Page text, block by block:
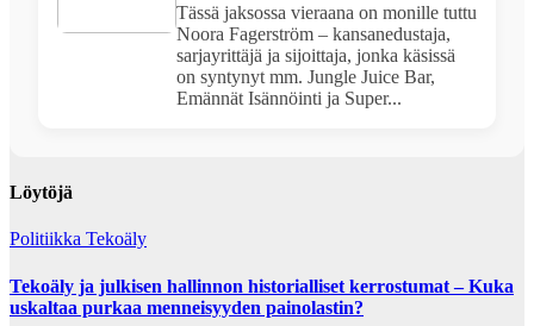
Tässä jaksossa vieraana on monille tuttu
Noora Fagerström – kansanedustaja,
sarjayrittäjä ja sijoittaja, jonka käsissä
on syntynyt mm. Jungle Juice Bar,
Emännät Isännöinti ja Super...
Löytöjä
Politiikka Tekoäly
Tekoäly ja julkisen hallinnon historialliset kerrostumat – Kuka
uskaltaa purkaa menneisyyden painolastin?